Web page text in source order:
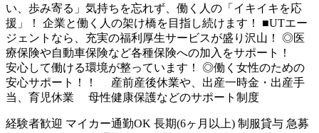
い、歩み寄る」気持ちを忘れず、働く人の「イキイキを応
援」！ 企業と働く人の架け橋を目指し続けます！ ■UTエー
ジェントなら、充実の福利厚生サービスが盛り沢山！ ◎医
療保険や自動車保険など各種保険への加入をサポート！
安心して働ける環境が整っています！ ◎働く女性のための
安心サポート！！ 産前産後休業や、出産一時金・出産手
当、育児休業 母性健康保護などのサポート制度
経験者歓迎 マイカー通勤OK 長期(6ヶ月以上) 制服貸与 急募